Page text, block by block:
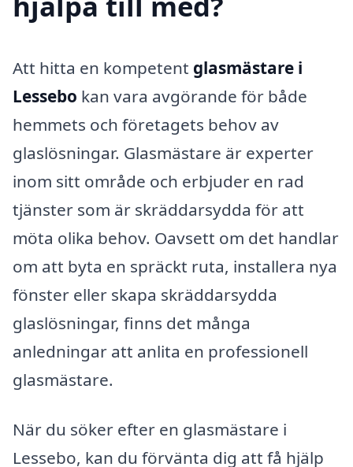
Att hitta en kompetent glasmästare i
Lessebo kan vara avgörande för både
hemmets och företagets behov av
glaslösningar. Glasmästare är experter
inom sitt område och erbjuder en rad
tjänster som är skräddarsydda för att
möta olika behov. Oavsett om det handlar
om att byta en spräckt ruta, installera nya
fönster eller skapa skräddarsydda
glaslösningar, finns det många
anledningar att anlita en professionell
glasmästare.
När du söker efter en glasmästare i
Lessebo, kan du förvänta dig att få hjälp